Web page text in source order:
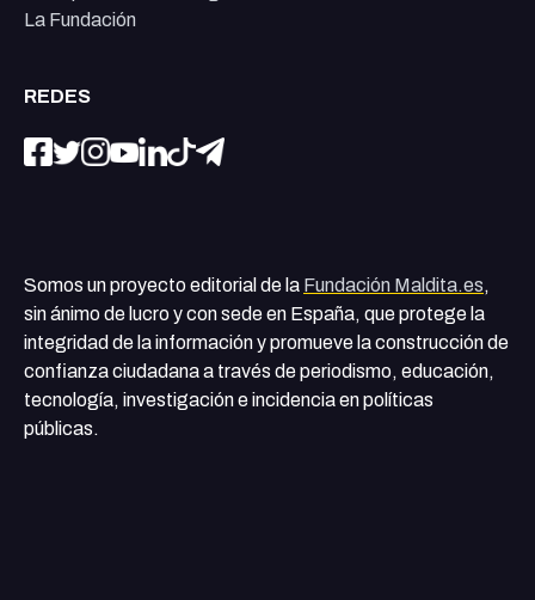
La Fundación
REDES
Somos un proyecto editorial de la Fundación Maldita.es,
sin ánimo de lucro y con sede en España, que protege la
integridad de la información y promueve la construcción de
confianza ciudadana a través de periodismo, educación,
tecnología, investigación e incidencia en políticas
públicas.